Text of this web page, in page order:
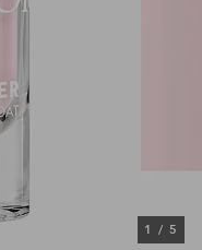
1 / 5